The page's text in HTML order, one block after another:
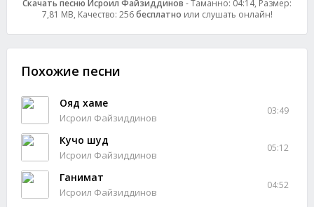
Скачать песню Исроил Файзиддинов - Таманно: 04:14, Размер:
7,81 MB, Качество: 256бесплатно или слушать онлайн!
Похожие песни
Ояд хаме
Исроил Файзиддинов
03:49
Кучо шуд
Исроил Файзиддинов
05:12
Ганимат
Исроил Файзиддинов
04:52